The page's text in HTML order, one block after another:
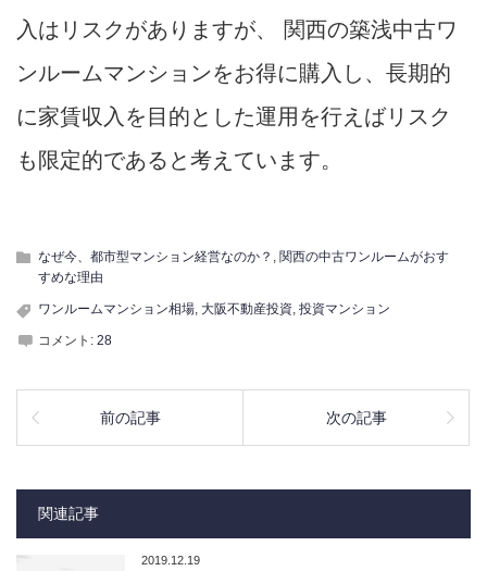
入はリスクがありますが、 関西の築浅中古ワ
ンルームマンションをお得に購入し、長期的
に家賃収入を目的とした運用を行えばリスク
も限定的であると考えています。
なぜ今、都市型マンション経営なのか？ , 関西の中古ワンルームがおす
すめな理由
ワンルームマンション相場, 大阪不動産投資, 投資マンション
コメント: 28
前の記事 次の記事
関連記事
2019.12.19